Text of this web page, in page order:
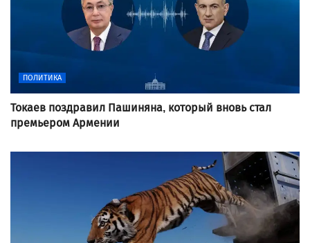
ПОЛИТИКА
Токаев поздравил Пашиняна, который вновь стал
премьером Армении